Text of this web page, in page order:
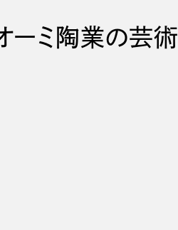
ーミ陶業の芸術